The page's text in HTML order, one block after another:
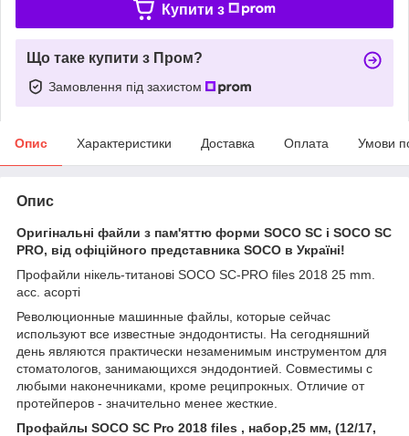
Купити з
Що таке купити з Пром?
Замовлення під захистом
Опис Характеристики Доставка Оплата Умови
Опис
Оригінальні файли з пам'яттю форми SOCO SC і SOCO SC
PRO, від офіційного представника SOCO в Україні!
Профайли нікель-титанові SOCO SC-PRO files 2018 25 mm.
асс. асорті
Революционные машинные файлы, которые сейчас
используют все известные эндодонтисты. На сегодняшний
день являются практически незаменимым инструментом для
стоматологов, занимающихся эндодонтией. Совместимы с
любыми наконечниками, кроме реципрокных. Отличие от
протейперов - значительно менее жесткие.
Профайлы SOCO SC Pro 2018 files , набор,25 мм, (12/17,